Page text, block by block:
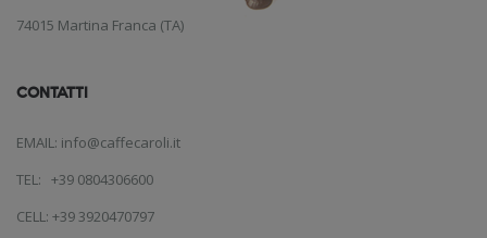
74015 Martina Franca (TA)
CONTATTI
EMAIL: info@caffecaroli.it
TEL: +39 0804306600
CELL: +39 3920470797